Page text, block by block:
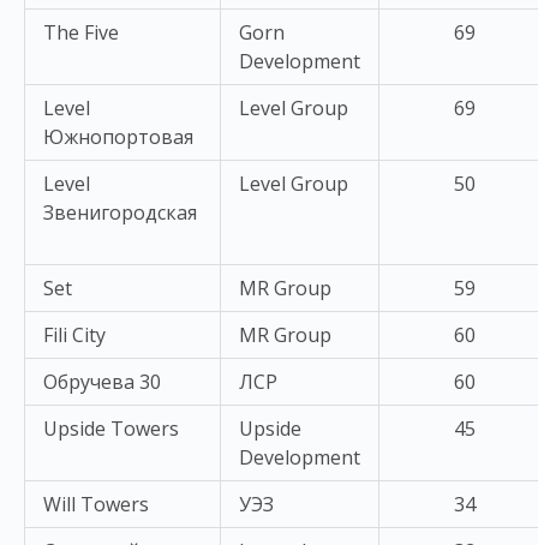
The Five
Gorn
Development
69
Level
Южнопортовая
Level Group 69
Level
Звенигородская
Level Group 50
Set MR Group
59
Fili City
MR Group
60
Обручева 30
ЛСР
60
Upside Towers
Upside
Development
45
Will Towers УЭЗ
34